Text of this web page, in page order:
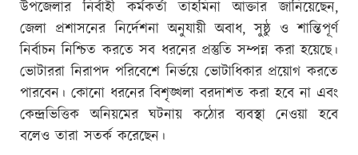
উপজেলার নির্বাহী কর্মকর্তা তাহমিনা আক্তার জানিয়েছেন,
জেলা প্রশাসনের নির্দেশনা অনুযায়ী অবাধ, সুষ্ঠু ও শান্তিপূর্ণ
নির্বাচন নিশ্চিত করতে সব ধরনের প্রস্তুতি সম্পন্ন করা হয়েছে।
ভোটাররা নিরাপদ পরিবেশে নির্ভয়ে ভোটাধিকার প্রয়োগ করতে
পারবেন। কোনো ধরনের বিশৃঙ্খলা বরদাশত করা হবে না এবং
কেন্দ্রভিত্তিক অনিয়মের ঘটনায় কঠোর ব্যবস্থা নেওয়া হবে
বলেও তারা সতর্ক করেছেন।